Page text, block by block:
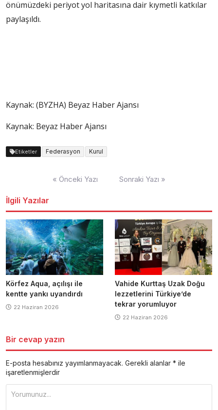
önümüzdeki periyot yol haritasına dair kıymetli katkılar
paylaşıldı.
Kaynak: (BYZHA) Beyaz Haber Ajansı
Kaynak: Beyaz Haber Ajansı
Etiketler Federasyon Kurul
« Önceki Yazı Sonraki Yazı »
İlgili Yazılar
Körfez Aqua, açılışı ile
kentte yankı uyandırdı
22 Haziran 2026
Vahide Kurttaş Uzak Doğu
lezzetlerini Türkiye’de
tekrar yorumluyor
22 Haziran 2026
Bir cevap yazın
E-posta hesabınız yayımlanmayacak. Gerekli alanlar * ile
işaretlenmişlerdir